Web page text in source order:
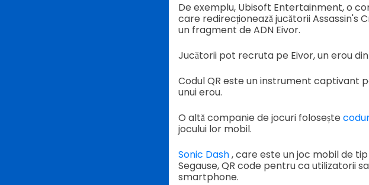
De exemplu, Ubisoft Entertainment, o
care redirecționează jucătorii Assassin's
un fragment de ADN Eivor.
Jucătorii pot recruta pe Eivor, un erou
Codul QR este un instrument captivant
unui erou.
O altă companie de jocuri folosește
jocului lor mobil.
Sonic Dash, care este un joc mobil de
Segause, QR code pentru ca utilizatorii
smartphone.